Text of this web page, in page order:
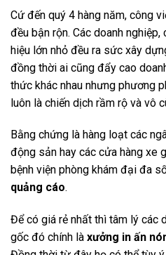
Cứ đến quý 4 hàng năm, công
đều bận rộn. Các doanh
hiệu lớn nhỏ đều ra sức xây
đồng thời ai cũng đẩy cao
thức khác nhau nhưng phương
luôn là chiến dịch rầm rộ và vô
Bằng chứng là hàng loạt các
động sản hay các cửa hàng xe
bệnh viện phòng khám đại đa
quảng cáo.
Để có giá rẻ nhất thì tâm lý các
gốc đó chính là xưởng in ấn